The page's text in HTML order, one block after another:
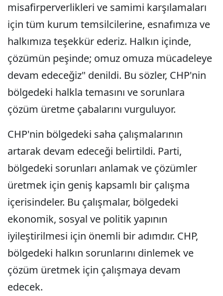
misafirperverlikleri ve samimi karşılamaları
için tüm kurum temsilcilerine, esnafımıza ve
halkımıza teşekkür ederiz. Halkın içinde,
çözümün peşinde; omuz omuza mücadeleye
devam edeceğiz" denildi. Bu sözler, CHP'nin
bölgedeki halkla temasını ve sorunlara
çözüm üretme çabalarını vurguluyor.
CHP'nin bölgedeki saha çalışmalarının
artarak devam edeceği belirtildi. Parti,
bölgedeki sorunları anlamak ve çözümler
üretmek için geniş kapsamlı bir çalışma
içerisindeler. Bu çalışmalar, bölgedeki
ekonomik, sosyal ve politik yapının
iyileştirilmesi için önemli bir adımdır. CHP,
bölgedeki halkın sorunlarını dinlemek ve
çözüm üretmek için çalışmaya devam
edecek.